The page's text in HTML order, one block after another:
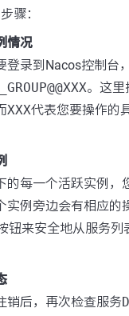
骤：
情况
登录到Nacos控制台
。这里
XXX代表您要操作的
的每一个活跃实例，
实例旁边会有相应的
钮来安全地从服务
销后，再次检查服务